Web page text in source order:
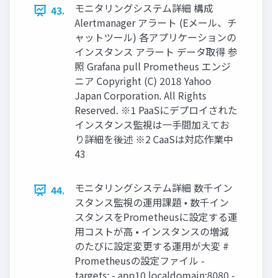
43.
モニタリングシステム詳細 構成
Alertmanager アラート (Eメール、チ
ャットツール) 各アプリケーションの
インスタンス アラート データ取得 参
照 Grafana pull Prometheus エンジ
ニア Copyright (C) 2018 Yahoo
Japan Corporation. All Rights
Reserved. ※1 PaaSにデプロイされた
インスタンス監視は一手間加えてお
り詳細を後述 ※2 CaaSは対応作業中
43
44.
モニタリングシステム詳細 数千イン
スタンス監視の運用課題 • 数千イン
スタンスをPrometheusに設定する運
用コストが高 • インスタンスの増減
のたびに設定変更する運用が大変 #
Prometheusの設定ファイル -